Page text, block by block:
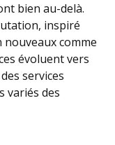
bien au-delà.
inspiré
comme
évoluent vers
services
variés des